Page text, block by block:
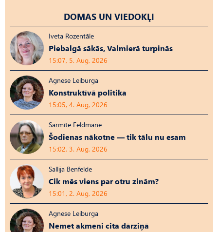
DOMAS UN VIEDOKĻI
Iveta Rozentāle
Piebalgā sākās, Valmierā turpinās
15:07, 5. Aug, 2026
Agnese Leiburga
Konstruktīvā politika
15:05, 4. Aug, 2026
Sarmīte Feldmane
Šodienas nākotne — tik tālu nu esam
15:02, 3. Aug, 2026
Sallija Benfelde
Cik mēs viens par otru zinām?
15:01, 2. Aug, 2026
Agnese Leiburga
Nemet akmeni cita dārziņā